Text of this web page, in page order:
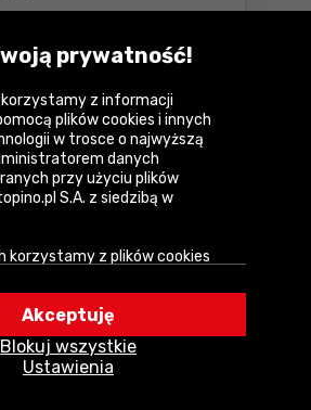
766,29 zł
zł
Do koszyka
Młot udarowo-obrotowy
prywatność!
korzystamy z informacji
plików cookies i innych
w trosce o najwyższą
danych
przy użyciu plików
S.A. z siedzibą w
korzystamy z plików cookies
użytkowników w serwisie,
wydajności i szybkości
i usług,
Ustawienia
Blokuj wszystkie
Akceptuję